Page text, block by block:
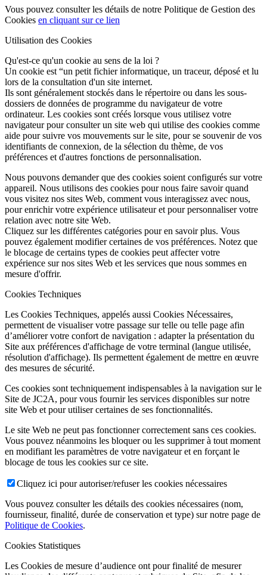
Vous pouvez consulter les détails de notre Politique de Gestion des
Cookies en cliquant sur ce lien
Utilisation des Cookies
Qu'est-ce qu'un cookie au sens de la loi ?
Un cookie est “un petit fichier informatique, un traceur, déposé et lu
lors de la consultation d'un site internet.
Ils sont généralement stockés dans le répertoire ou dans les sous-
dossiers de données de programme du navigateur de votre
ordinateur. Les cookies sont créés lorsque vous utilisez votre
navigateur pour consulter un site web qui utilise des cookies comme
aide pour suivre vos mouvements sur le site, pour se souvenir de vos
identifiants de connexion, de la sélection du thème, de vos
préférences et d'autres fonctions de personnalisation.
Nous pouvons demander que des cookies soient configurés sur votre
appareil. Nous utilisons des cookies pour nous faire savoir quand
vous visitez nos sites Web, comment vous interagissez avec nous,
pour enrichir votre expérience utilisateur et pour personnaliser votre
relation avec notre site Web.
Cliquez sur les différentes catégories pour en savoir plus. Vous
pouvez également modifier certaines de vos préférences. Notez que
le blocage de certains types de cookies peut affecter votre
expérience sur nos sites Web et les services que nous sommes en
mesure d'offrir.
Cookies Techniques
Les Cookies Techniques, appelés aussi Cookies Nécessaires,
permettent de visualiser votre passage sur telle ou telle page afin
d’améliorer votre confort de navigation : adapter la présentation du
Site aux préférences d'affichage de votre terminal (langue utilisée,
résolution d'affichage). Ils permettent également de mettre en œuvre
des mesures de sécurité.
Ces cookies sont techniquement indispensables à la navigation sur le
Site de JC2A, pour vous fournir les services disponibles sur notre
site Web et pour utiliser certaines de ses fonctionnalités.
Le site Web ne peut pas fonctionner correctement sans ces cookies.
Vous pouvez néanmoins les bloquer ou les supprimer à tout moment
en modifiant les paramètres de votre navigateur et en forçant le
blocage de tous les cookies sur ce site.
Cliquez ici pour autoriser/refuser les cookies nécessaires
Vous pouvez consulter les détails des cookies nécessaires (nom,
fournisseur, finalité, durée de conservation et type) sur notre page de
Politique de Cookies.
Cookies Statistiques
Les Cookies de mesure d’audience ont pour finalité de mesurer